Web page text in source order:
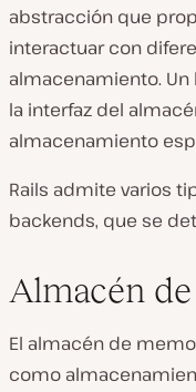
abstracción que
interactuar con
almacenamiento.
la interfaz del
almacenamiento
Rails admite varios
backends, que se
Almacén
El almacén de
como